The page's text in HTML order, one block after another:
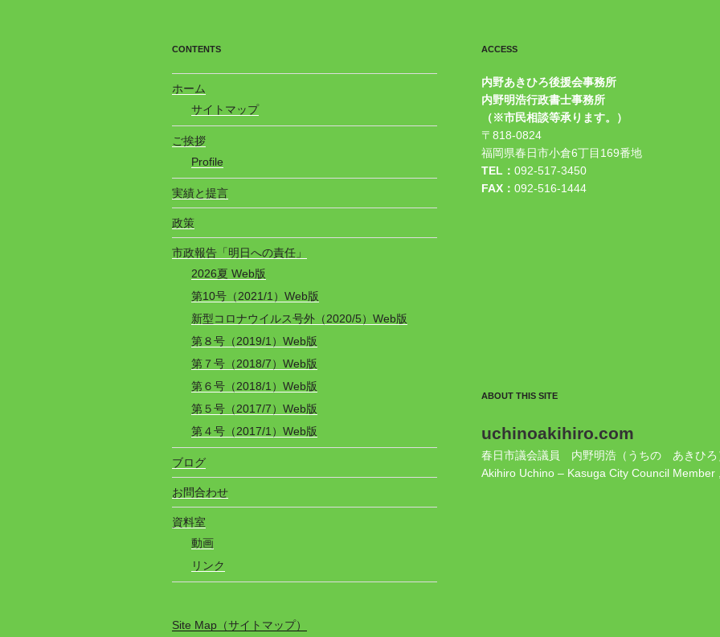
CONTENTS
ホーム
サイトマップ
ご挨拶
Profile
実績と提言
政策
市政報告「明日への責任」
2026夏 Web版
第10号（2021/1）Web版
新型コロナウイルス号外（2020/5）Web版
第８号（2019/1）Web版
第７号（2018/7）Web版
第６号（2018/1）Web版
第５号（2017/7）Web版
第４号（2017/1）Web版
ブログ
お問合わせ
資料室
動画
リンク
Site Map（サイトマップ）
ACCESS
内野あきひろ後援会事務所
内野明浩行政書士事務所
（※市民相談等承ります。）
〒818-0824
福岡県春日市小倉6丁目169番地
TEL： 092-517-3450
FAX： 092-516-1444
ABOUT THIS SITE
uchinoakihiro.com
春日市議会議員 内野明浩（うちの あきひろ
Akihiro Uchino – Kasuga City Council Member